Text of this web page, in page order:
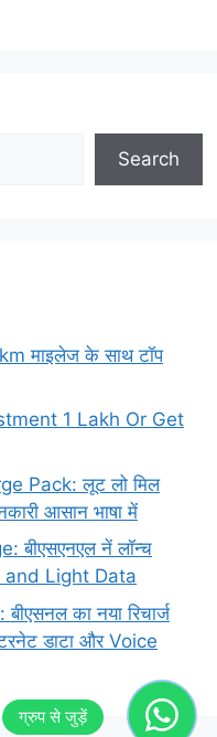
Search
माइलेज के साथ टॉप
1 Lakh Or Get
Pack: लूट लो मिल
आसान भाषा में
बीएसएनएल नें लॉन्च
and Light Data
का नया रिचार्ज
डाटा और Voice